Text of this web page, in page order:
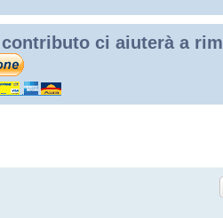
ci aiuterà a